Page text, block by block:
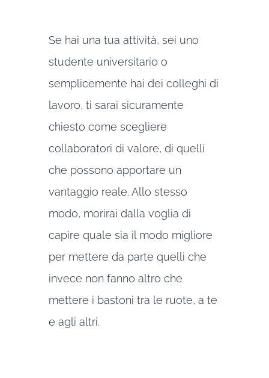
Se hai una tua attività, sei uno
studente universitario o
semplicemente hai dei colleghi di
lavoro, ti sarai sicuramente
chiesto come scegliere
collaboratori di valore, di quelli
che possono apportare un
vantaggio reale. Allo stesso
modo, morirai dalla voglia di
capire quale sia il modo migliore
per mettere da parte quelli che
invece non fanno altro che
mettere i bastoni tra le ruote, a te
e agli altri.